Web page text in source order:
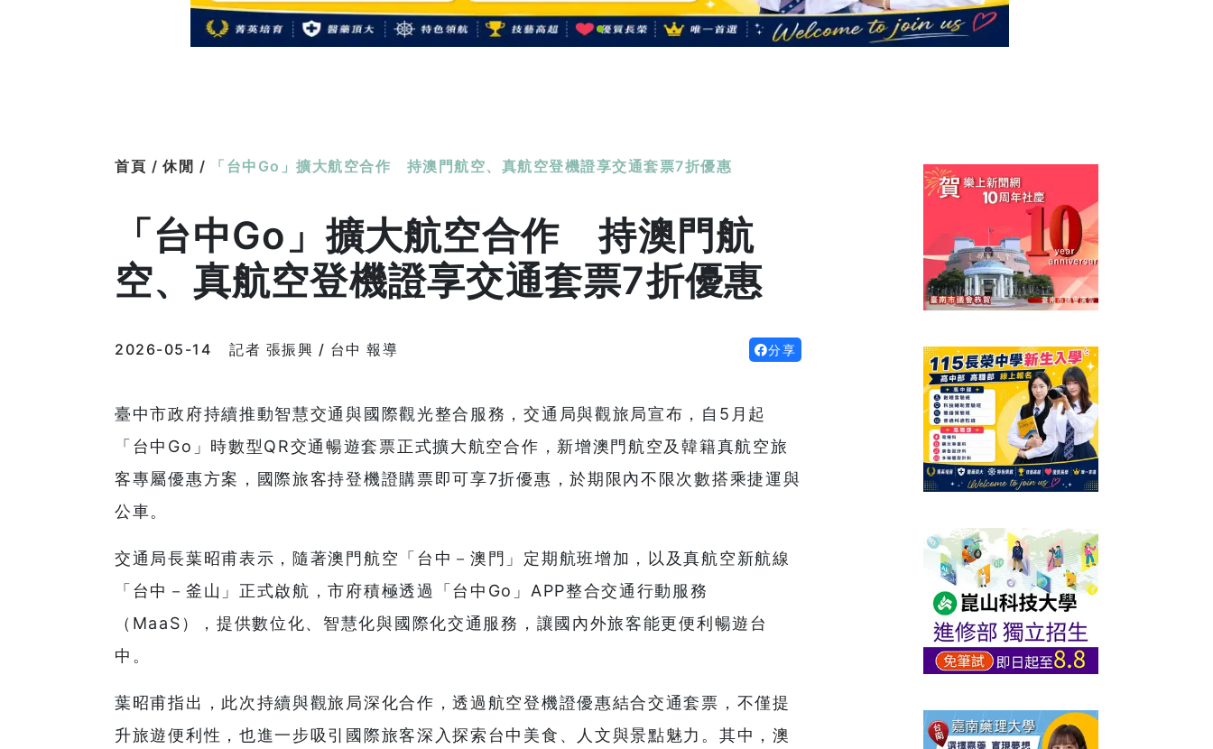
首頁 / 休閒 / 「台中Go」擴大航空合作 持澳門航空、真航空登機證享交通套票7折優惠
「台中Go」擴大航空合作 持澳門航
空、真航空登機證享交通套票7折優惠
2026-05-14 記者 張振興 / 台中 報導 分享
臺中市政府持續推動智慧交通與國際觀光整合服務，交通局與觀旅局宣布，自5月起
「台中Go」時數型QR交通暢遊套票正式擴大航空合作，新增澳門航空及韓籍真航空旅
客專屬優惠方案，國際旅客持登機證購票即可享7折優惠，於期限內不限次數搭乘捷運與
公車。
交通局長葉昭甫表示，隨著澳門航空「台中－澳門」定期航班增加，以及真航空新航線
「台中－釜山」正式啟航，市府積極透過「台中Go」APP整合交通行動服務
（MaaS），提供數位化、智慧化與國際化交通服務，讓國內外旅客能更便利暢遊台
中。
葉昭甫指出，此次持續與觀旅局深化合作，透過航空登機證優惠結合交通套票，不僅提
升旅遊便利性，也進一步吸引國際旅客深入探索台中美食、人文與景點魅力。其中，澳